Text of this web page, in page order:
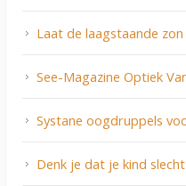
Laat de laagstaande
See-Magazine Optiek
Systane oogdruppels
Denk je dat je kind